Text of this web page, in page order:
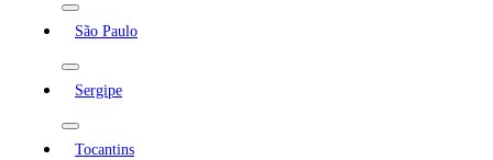
São Paulo
Sergipe
Tocantins